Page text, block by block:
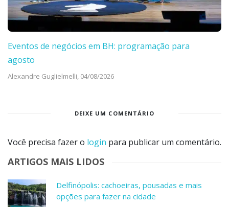
Eventos de negócios em BH: programação para
agosto
Alexandre Guglielmelli, 04/08/2026
DEIXE UM COMENTÁRIO
Você precisa fazer o login para publicar um comentário.
ARTIGOS MAIS LIDOS
Delfinópolis: cachoeiras, pousadas e mais
opções para fazer na cidade